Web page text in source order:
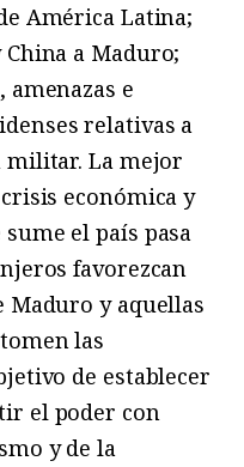
América Latina;
China a Maduro;
e
relativas a
La mejor
económica y
el país pasa
favorezcan
Maduro y aquellas
las
de establecer
el poder con
y de la